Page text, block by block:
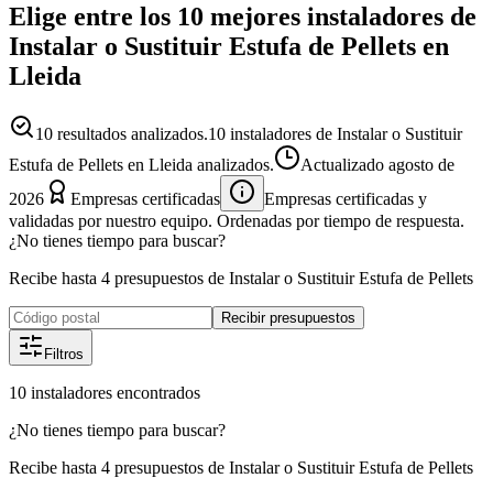
Elige entre los 10 mejores instaladores de
Instalar o Sustituir Estufa de Pellets en
Lleida
10 resultados analizados.10 instaladores de Instalar o Sustituir
Estufa de Pellets en Lleida analizados.
Actualizado agosto de
2026
Empresas certificadas
Empresas certificadas y
validadas por nuestro equipo. Ordenadas por tiempo de respuesta.
¿No tienes tiempo para buscar?
Recibe hasta 4 presupuestos de Instalar o Sustituir Estufa de Pellets
Recibir presupuestos
Filtros
10 instaladores encontrados
¿No tienes tiempo para buscar?
Recibe hasta 4 presupuestos de Instalar o Sustituir Estufa de Pellets